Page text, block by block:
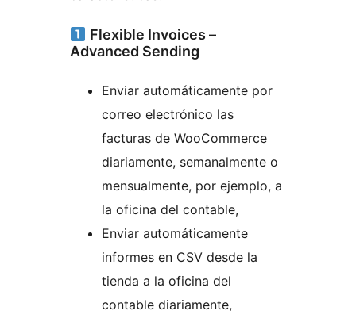
Flexible Invoices –
Advanced Sending
Enviar automáticamente por
correo electrónico las
facturas de WooCommerce
diariamente, semanalmente o
mensualmente, por ejemplo, a
la oficina del contable,
Enviar automáticamente
informes en CSV desde la
tienda a la oficina del
contable diariamente,